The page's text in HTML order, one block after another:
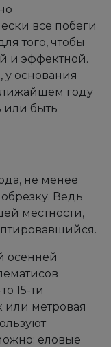
все побеги
того, чтобы
и эффектной.
у основания
году
или быть
не менее
Ведь
местности,
осенней
15-ти
или метровая
еловые